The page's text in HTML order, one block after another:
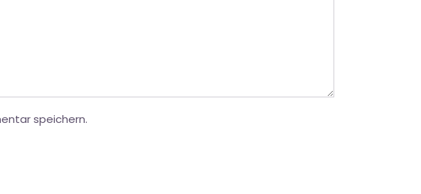
speichern.